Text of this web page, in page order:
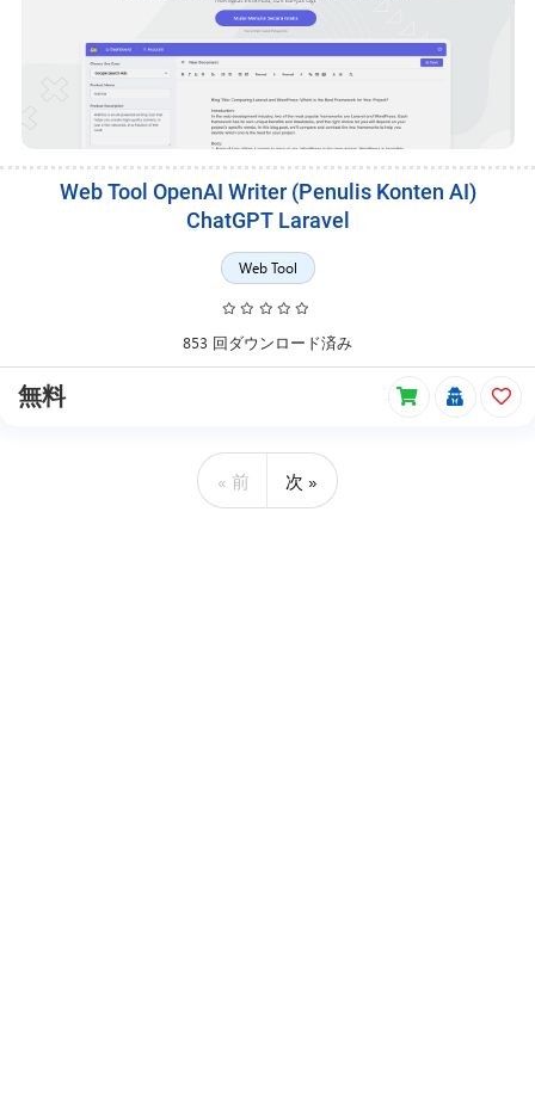
Web Tool OpenAI Writer (Penulis Konten AI)
ChatGPT Laravel
Web Tool
853 回ダウンロード済み
無料
« 前 次 »